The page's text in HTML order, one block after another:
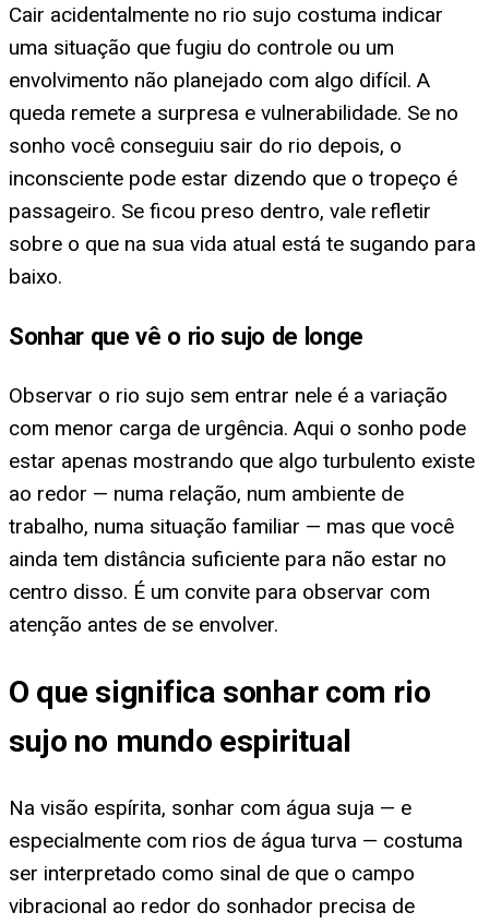
Cair acidentalmente no rio sujo costuma indicar
uma situação que fugiu do controle ou um
envolvimento não planejado com algo difícil. A
queda remete a surpresa e vulnerabilidade. Se no
sonho você conseguiu sair do rio depois, o
inconsciente pode estar dizendo que o tropeço é
passageiro. Se ficou preso dentro, vale refletir
sobre o que na sua vida atual está te sugando para
baixo.
Sonhar que vê o rio sujo de longe
Observar o rio sujo sem entrar nele é a variação
com menor carga de urgência. Aqui o sonho pode
estar apenas mostrando que algo turbulento existe
ao redor — numa relação, num ambiente de
trabalho, numa situação familiar — mas que você
ainda tem distância suficiente para não estar no
centro disso. É um convite para observar com
atenção antes de se envolver.
O que significa sonhar com rio
sujo no mundo espiritual
Na visão espírita, sonhar com água suja — e
especialmente com rios de água turva — costuma
ser interpretado como sinal de que o campo
vibracional ao redor do sonhador precisa de